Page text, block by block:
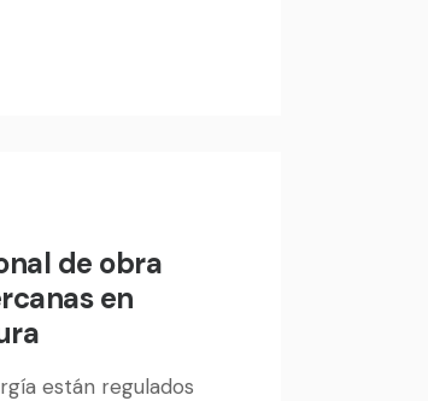
de obra
en
están regulados